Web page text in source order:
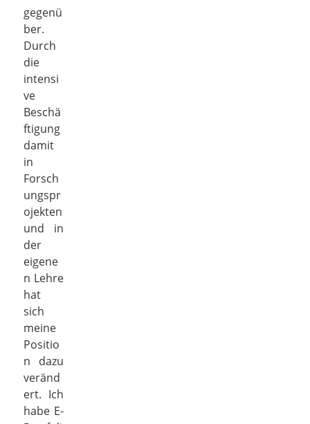
gegenü
ber.
Durch
die
intensi
ve
Beschä
ftigung
damit
in
Forsch
ungspr
ojekten
und in
der
eigene
n Lehre
hat
sich
meine
Positio
n dazu
veränd
ert. Ich
habe E-